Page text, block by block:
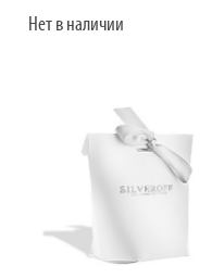
Нет в наличии